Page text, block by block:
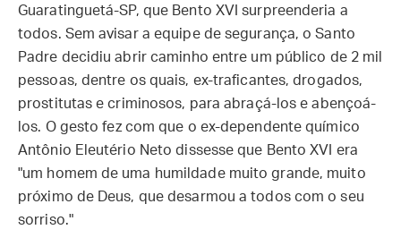
Guaratinguetá-SP, que Bento XVI surpreenderia a
todos. Sem avisar a equipe de segurança, o Santo
Padre decidiu abrir caminho entre um público de 2 mil
pessoas, dentre os quais, ex-traficantes, drogados,
prostitutas e criminosos, para abraçá-los e abençoá-
los. O gesto fez com que o ex-dependente químico
Antônio Eleutério Neto dissesse que Bento XVI era
"um homem de uma humildade muito grande, muito
próximo de Deus, que desarmou a todos com o seu
sorriso."